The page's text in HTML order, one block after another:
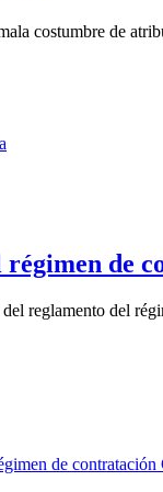
costumbre de
de
reglamento del